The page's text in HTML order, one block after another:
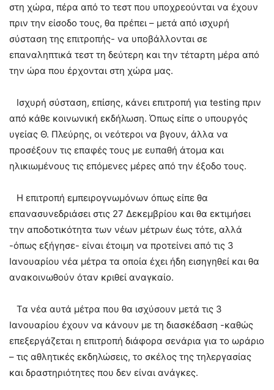
στη χώρα, πέρα από το τεστ που υποχρεούνται να έχουν
πριν την είσοδο τους, θα πρέπει – μετά από ισχυρή
σύσταση της επιτροπής- να υποβάλλονται σε
επαναληπτικά τεστ τη δεύτερη και την τέταρτη μέρα από
την ώρα που έρχονται στη χώρα μας.
Ισχυρή σύσταση, επίσης, κάνει επιτροπή για testing πριν
από κάθε κοινωνική εκδήλωση. Όπως είπε ο υπουργός
υγείας Θ. Πλεύρης, οι νεότεροι να βγουν, άλλα να
προσέξουν τις επαφές τους με ευπαθή άτομα και
ηλικιωμένους τις επόμενες μέρες από την έξοδο τους.
Η επιτροπή εμπειρογνωμόνων όπως είπε θα
επανασυνεδριάσει στις 27 Δεκεμβρίου και θα εκτιμήσει
την αποδοτικότητα των νέων μέτρων έως τότε, αλλά
-όπως εξήγησε- είναι έτοιμη να προτείνει από τις 3
Ιανουαρίου νέα μέτρα τα οποία έχει ήδη εισηγηθεί και θα
ανακοινωθούν όταν κριθεί αναγκαίο.
Τα νέα αυτά μέτρα που θα ισχύσουν μετά τις 3
Ιανουαρίου έχουν να κάνουν με τη διασκέδαση -καθώς
επεξεργάζεται η επιτροπή διάφορα σενάρια για το ωράριο
– τις αθλητικές εκδηλώσεις, το σκέλος της τηλεργασίας
και δραστηριότητες που δεν είναι ανάγκες.